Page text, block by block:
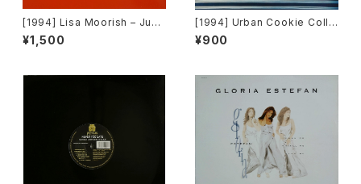
[1994] Lisa Moorish – Just
The Way It Is [Go!Beat]
¥1,500
[1994] Urban Cookie Colle
ctive – Bring It On Home [P
ulse-8 Records]
¥900